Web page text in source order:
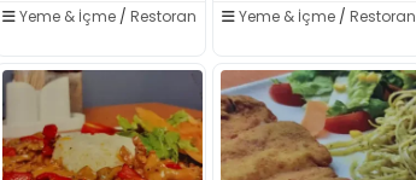
Yeme & İçme /Restoran Yeme & İçme/ Restoran